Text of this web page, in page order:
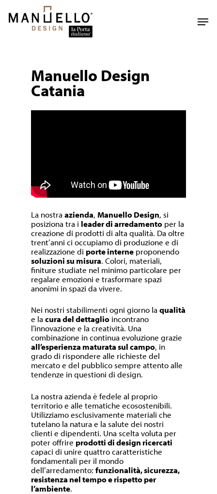
main
Manuello Design
Catania
La nostraazienda, Manuello Design, si
posiziona tra i leader di arredamento per la
creazione di prodotti di alta qualità. Da oltre
trent’anni ci occupiamo di produzione e di
realizzazione di porte interne proponendo
soluzioni su misura. Colori, materiali,
finiture studiate nel minimo particolare per
regalare emozioni e trasformare spazi
anonimi in spazi da vivere.
Nei nostri stabilimenti ogni giorno laqualità
e lacura del dettaglio incontrano
l’innovazione e la creatività. Una
combinazione in continua evoluzione grazie
all’esperienza maturata sul campo, in
grado di rispondere alle richieste del
mercato e del pubblico sempre attento alle
tendenze in questioni di design.
La nostra azienda è fedele al proprio
territorio e alle tematiche ecosostenibili.
Utilizziamo esclusivamente materiali che
tutelano la natura e la salute dei nostri
clienti e dipendenti. Una scelta voluta per
poter offrire prodotti di design ricercati
capaci di unire quattro caratteristiche
fondamentali per il mondo
dell’arredamento:funzionalità, sicurezza,
resistenza nel tempo e rispetto per
l’ambiente.